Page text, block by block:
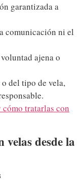
garantizada a
comunicación ni el
ajena o
del tipo de vela,
cómo tratarlas con
desde la